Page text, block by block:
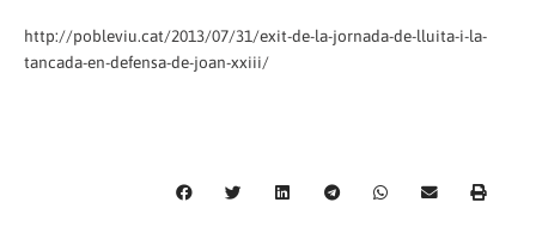
http://pobleviu.cat/2013/07/31/exit-de-la-jornada-de-lluita-i-la-
tancada-en-defensa-de-joan-xxiii/